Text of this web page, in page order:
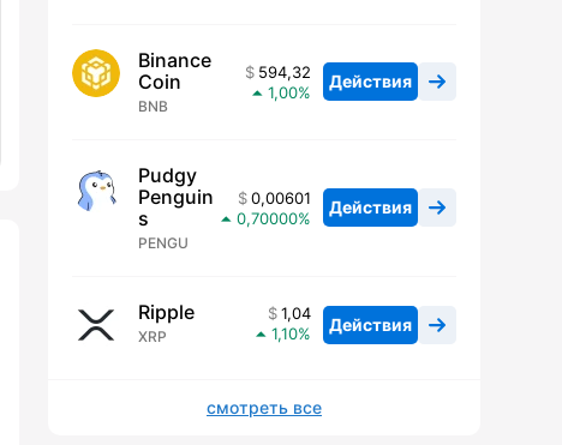
Binance
Coin
BNB
594,32
1,00
Действия
Pudgy
Penguin
s
PENGU
0,00601
0,70000
Действия
Ripple
XRP
1,04
1,10
Действия
смотреть все